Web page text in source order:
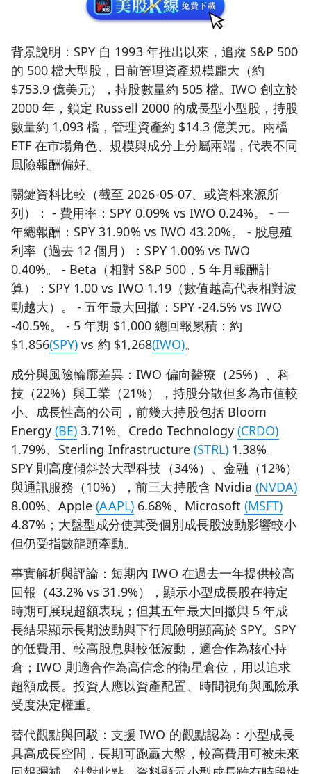
背景說明：SPY 自 1993 年推出以來，追蹤 S&P 500
的 500 檔大型股，目前管理資產規模龐大（約
$753.9 億美元），持股數量約 505 檔。IWO 創立於
2000 年，鎖定 Russell 2000 的成長型小型股，持股
數量約 1,093 檔，管理資產約 $14.3 億美元。兩檔
ETF 在市場角色、規模與成分上分屬兩端，代表不同
風險報酬偏好。
關鍵資料比較（截至 2026-05-07、或資料來源所
列）： - 費用率：SPY 0.09% vs IWO 0.24%。 - 一
年總報酬：SPY 31.90% vs IWO 43.20%。 - 股息殖
利率（過去 12 個月）：SPY 1.00% vs IWO
0.40%。 - Beta（相對 S&P 500，5 年月報酬計
算）：SPY 1.00 vs IWO 1.19（數值越高代表相對波
動越大）。 - 五年最大回撤：SPY -24.5% vs IWO
-40.5%。 - 5 年期 $1,000 總回報累積：約
$1,856(SPY) vs 約 $1,268(IWO)。
成分與風險輪廓差異：IWO 偏向醫療（25%）、科
技（22%）與工業（21%），持股分散但多為市值較
小、成長性高的公司，前幾大持股包括 Bloom
Energy(BE) 3.71%、Credo Technology(CRDO)
1.79%、Sterling Infrastructure(STRL) 1.38%。
SPY 則高度傾斜於大型科技（34%）、金融（12%）
與通訊服務（10%），前三大持股含 Nvidia (NVDA)
8.00%、Apple(AAPL)6.68%、Microsoft(MSFT)
4.87%；大盤型成分使其受個別成長股波動影響較小
但仍受指數龍頭牽動。
事實解析與評論：短期內 IWO 在過去一年提供較高
回報（43.2% vs 31.9%），顯示小型成長股在特定
時期可展現超額表現；但其五年最大回撤與 5 年成
長結果顯示長期波動與下行風險明顯高於 SPY。SPY
的低費用、較高股息與較低波動，適合作為核心持
倉；IWO 則適合作為高信念的衛星倉位，用以追求
超額成長。投資人應以資產配置、時間視角與風險承
受度決定權重。
替代觀點與回駁：支援 IWO 的觀點認為：小型成長
具高成長空間，長期可跑贏大盤，較高費用可被未來